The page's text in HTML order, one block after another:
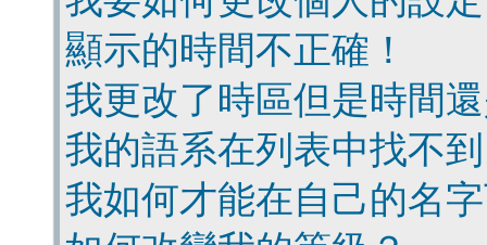
顯示的時間不正確！
我更改了時區但是時間
我的語系在列表中找不
我如何才能在自己的名